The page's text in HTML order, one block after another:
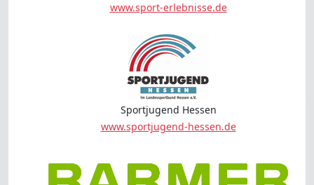
www.sport-erlebnisse.de
Sportjugend Hessen
www.sportjugend-hessen.de